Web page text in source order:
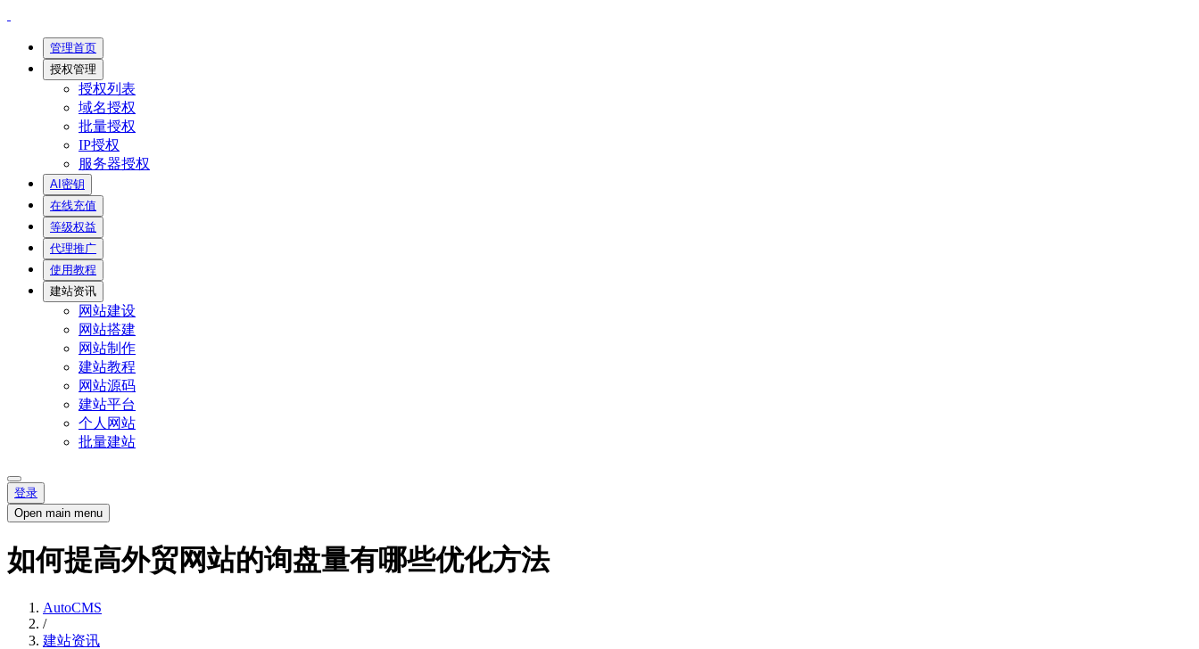
管理首页
授权管理
授权列表
域名授权
批量授权
IP授权
服务器授权
AI密钥
在线充值
等级权益
代理推广
使用教程
建站资讯
网站建设
网站搭建
网站制作
建站教程
网站源码
建站平台
个人网站
批量建站
登录
Open main menu
如何提高外贸网站的询盘量有哪些优化方法
AutoCMS
/
建站资讯